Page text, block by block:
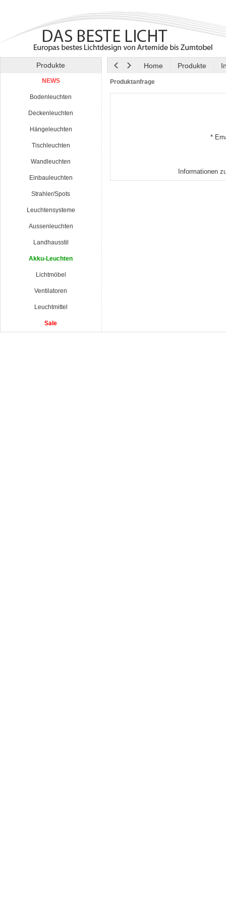
Produkte Home Produkte
NEWS
Bodenleuchten
Deckenleuchten
Hängeleuchten
Tischleuchten
Wandleuchten
Einbauleuchten
Strahler/Spots
Leuchtensysteme
Aussenleuchten
Landhausstil
Akku-Leuchten
Lichtmöbel
Ventilatoren
Leuchtmittel
Sale
Produktanfrage
*
Informationen